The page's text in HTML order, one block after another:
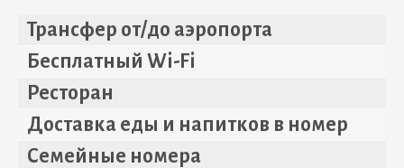
Трансфер от/до аэропорта
Бесплатный Wi-Fi
Ресторан
Доставка еды и напитков в номер
Семейные номера